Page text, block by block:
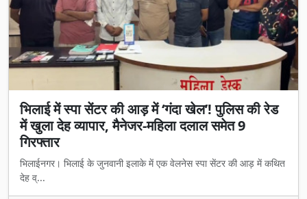
भिलाई में स्पा सेंटर की आड़ में ‘गंदा खेल’! पुलिस की रेड
में खुला देह व्यापार, मैनेजर-महिला दलाल समेत 9
गिरफ्तार
भिलाईनगर। भिलाई के जुनवानी इलाके में एक वेलनेस स्पा सेंटर की आड़ में कथित
देह व्...